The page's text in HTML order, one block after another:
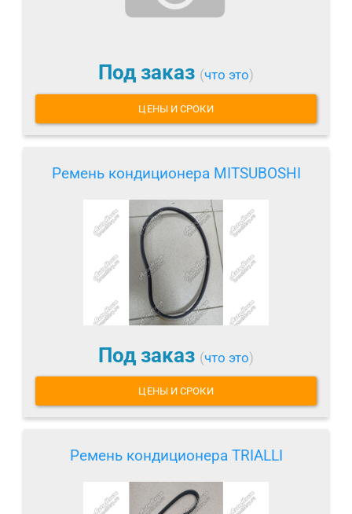
Под заказ (что это)
ЦЕНЫ И СРОКИ
Ремень кондиционера MITSUBOSHI
Под заказ (что это)
ЦЕНЫ И СРОКИ
Ремень кондиционера TRIALLI